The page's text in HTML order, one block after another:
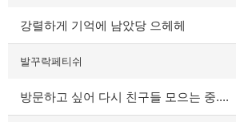
강렬하게 기억에 남았당 으헤헤
발꾸락페티쉬
방문하고 싶어 다시 친구들 모으는 중....